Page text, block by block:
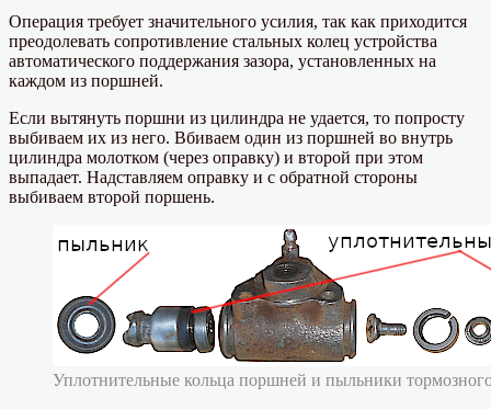
Операция требует значительного усилия, так как приходится
преодолевать сопротивление стальных колец устройства
автоматического поддержания зазора, установленных на
каждом из поршней.
Если вытянуть поршни из цилиндра не удается, то попросту
выбиваем их из него. Вбиваем один из поршней во внутрь
цилиндра молотком (через оправку) и второй при этом
выпадает. Надставляем оправку и с обратной стороны
выбиваем второй поршень.
Уплотнительные кольца поршней и пыльники